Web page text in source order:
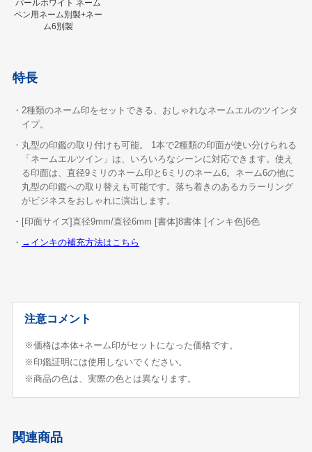
パールホワイト ネーム
ペン用ネーム別製+ネー
ム6別製
特長
・2種類のネーム印をセットできる、おしゃれなネームエルのツインタ
イプ。
・丸型の印鑑の取り付けも可能。 1本で2種類の印面が使い分けられる
「ネームエルツイン」は、いろいろなシーンに対応できます。使え
る印面は、直径9ミリのネーム印と6ミリのネーム6。ネーム6の他に
丸型の印鑑への取り替えも可能です。落ち着きのあるカラーリング
がビジネスをおしゃれに演出します。
・[印面サイズ]直径9mm/直径6mm [書体]8書体 [インキ色]6色
・ →インキの補充方法はこちら
注意コメント
※価格は本体+ネーム印がセットになった価格です。
※印鑑証明には使用しないでください。
※商品の色は、実際の色とは異なります。
関連商品